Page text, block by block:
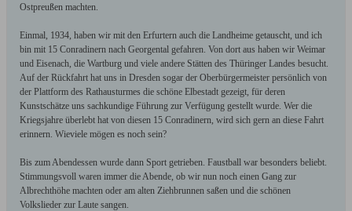
Ostpreußen machten.
Einmal, 1934, haben wir mit den Erfurtern auch die Landheime getauscht, und ich
bin mit 15 Conradinern nach Georgental gefahren. Von dort aus haben wir Weimar
und Eisenach, die Wartburg und viele andere Stätten des Thüringer Landes besucht.
Auf der Rückfahrt hat uns in Dresden sogar der Oberbürgermeister persönlich von
der Plattform des Rathausturmes die schöne Elbestadt gezeigt, für deren
Kunstschätze uns sachkundige Führung zur Verfügung gestellt wurde. Wer die
Kriegsjahre überlebt hat von diesen 15 Conradinern, wird sich gern an diese Fahrt
erinnern. Wieviele mögen es noch sein?
Bis zum Abendessen wurde dann Sport getrieben. Faustball war besonders beliebt.
Stimmungsvoll waren immer die Abende, ob wir nun noch einen Gang zur
Albrechthöhe machten oder am alten Ziehbrunnen saßen und die schönen
Volkslieder zur Laute sangen.